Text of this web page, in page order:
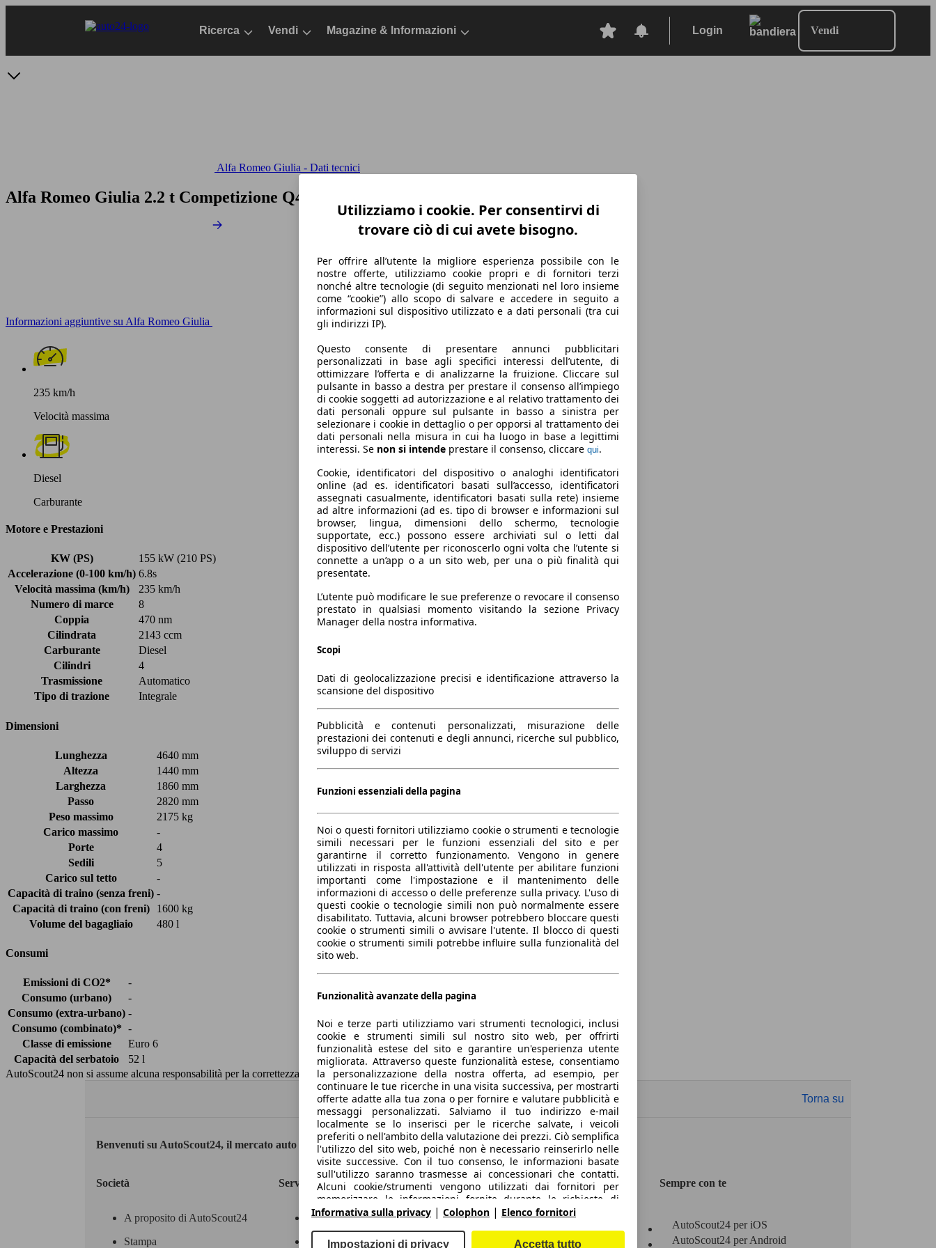
Ricerca Vendi Magazine & Informazioni Login Vendi
Alfa Romeo Giulia - Dati tecnici
Alfa Romeo Giulia 2.2 t Competizione Q4 210cv auto
Informazioni aggiuntive su Alfa Romeo Giulia
235 km/h
Velocità massima
Diesel
Carburante
Motore e Prestazioni
KW (PS)
155 kW (210 PS)
Accelerazione (0-100 km/h) 6.8s
Velocità massima (km/h)
235 km/h
Numero di marce
8
Coppia
470 nm
Cilindrata
2143 ccm
Carburante
Diesel
Cilindri
4
Trasmissione
Automatico
Tipo di trazione
Integrale
Dimensioni
Lunghezza
4640 mm
Altezza
1440 mm
Larghezza
1860 mm
Passo
2820 mm
Peso massimo
2175 kg
Carico massimo
-
Porte
4
Sedili
5
Carico sul tetto
-
Capacità di traino (senza freni) -
Capacità di traino (con freni)
1600 kg
Volume del bagagliaio
480 l
Consumi
Emissioni di CO2*
-
Consumo (urbano)
-
Consumo (extra-urbano) -
Consumo (combinato)* -
Classe di emissione
Euro 6
Capacità del serbatoio
52 l
AutoScout24 non si assume alcuna responsabilità per la correttezza dei dati.
Torna su
Benvenuti su AutoScout24, il mercato auto europeo.
Società
A proposito di AutoScout24
Stampa
Servizi
Contatti
Marche e modelli
Area rivenditori
Servizi per i dealer
Sempre con te
AutoScout24 per iOS
AutoScout24 per Android
Utilizziamo i cookie. Per consentirvi di
trovare ciò di cui avete bisogno.
Per offrire all’utente la migliore esperienza possibile con le
nostre offerte, utilizziamo cookie propri e di fornitori terzi
nonché altre tecnologie (di seguito menzionati nel loro insieme
come “cookie”) allo scopo di salvare e accedere in seguito a
informazioni sul dispositivo utilizzato e a dati personali (tra cui
gli indirizzi IP).
Questo consente di presentare annunci pubblicitari
personalizzati in base agli specifici interessi dell’utente, di
ottimizzare l’offerta e di analizzarne la fruizione. Cliccare sul
pulsante in basso a destra per prestare il consenso all’impiego
di cookie soggetti ad autorizzazione e al relativo trattamento dei
dati personali oppure sul pulsante in basso a sinistra per
selezionare i cookie in dettaglio o per opporsi al trattamento dei
dati personali nella misura in cui ha luogo in base a legittimi
interessi. Se non si intende prestare il consenso, cliccare qui.
Cookie, identificatori del dispositivo o analoghi identificatori
online (ad es. identificatori basati sull’accesso, identificatori
assegnati casualmente, identificatori basati sulla rete) insieme
ad altre informazioni (ad es. tipo di browser e informazioni sul
browser, lingua, dimensioni dello schermo, tecnologie
supportate, ecc.) possono essere archiviati sul o letti dal
dispositivo dell’utente per riconoscerlo ogni volta che l’utente si
connette a un’app o a un sito web, per una o più finalità qui
presentate.
L’utente può modificare le sue preferenze o revocare il consenso
prestato in qualsiasi momento visitando la sezione Privacy
Manager della nostra informativa.
Scopi
Dati di geolocalizzazione precisi e identificazione attraverso la
scansione del dispositivo
Pubblicità e contenuti personalizzati, misurazione delle
prestazioni dei contenuti e degli annunci, ricerche sul pubblico,
sviluppo di servizi
Funzioni essenziali della pagina
Noi o questi fornitori utilizziamo cookie o strumenti e tecnologie
simili necessari per le funzioni essenziali del sito e per
garantirne il corretto funzionamento. Vengono in genere
utilizzati in risposta all'attività dell'utente per abilitare funzioni
importanti come l'impostazione e il mantenimento delle
informazioni di accesso o delle preferenze sulla privacy. L'uso di
questi cookie o tecnologie simili non può normalmente essere
disabilitato. Tuttavia, alcuni browser potrebbero bloccare questi
cookie o strumenti simili o avvisare l'utente. Il blocco di questi
cookie o strumenti simili potrebbe influire sulla funzionalità del
sito web.
Funzionalità avanzate della pagina
Noi e terze parti utilizziamo vari strumenti tecnologici, inclusi
cookie e strumenti simili sul nostro sito web, per offrirti
funzionalità estese del sito e garantire un'esperienza utente
migliorata. Attraverso queste funzionalità estese, consentiamo
la personalizzazione della nostra offerta, ad esempio, per
continuare le tue ricerche in una visita successiva, per mostrarti
offerte adatte alla tua zona o per fornire e valutare pubblicità e
messaggi personalizzati. Salviamo il tuo indirizzo e-mail
localmente se lo inserisci per le ricerche salvate, i veicoli
preferiti o nell'ambito della valutazione dei prezzi. Ciò semplifica
l'utilizzo del sito web, poiché non è necessario reinserirlo nelle
visite successive. Con il tuo consenso, le informazioni basate
sull'utilizzo saranno trasmesse ai concessionari che contatti.
Alcuni cookie/strumenti vengono utilizzati dai fornitori per
memorizzare le informazioni fornite durante le richieste di
finanziamento per 30 giorni e per riutilizzarle automaticamente
finanziamento. Senza l'utilizzo di tali cookie/strumenti, tali
Informativa sulla privacy | Colophon | Elenco fornitori
Impostazioni di privacy Accetta tutto